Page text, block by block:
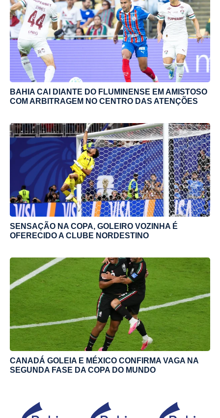
BAHIA CAI DIANTE DO FLUMINENSE EM AMISTOSO
COM ARBITRAGEM NO CENTRO DAS ATENÇÕES
SENSAÇÃO NA COPA, GOLEIRO VOZINHA É
OFERECIDO A CLUBE NORDESTINO
CANADÁ GOLEIA E MÉXICO CONFIRMA VAGA NA
SEGUNDA FASE DA COPA DO MUNDO